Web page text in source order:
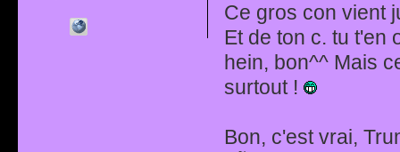
Ce gros con vient
Et de ton c. tu t'en
hein, bon^^ Mais
surtout !
Bon, c'est vrai,